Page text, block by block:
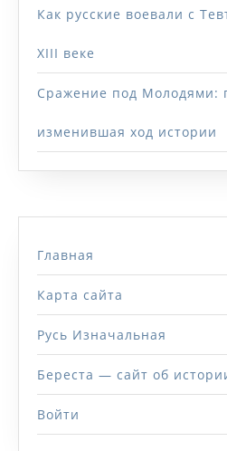
Как русские воевали с
XIII веке
Сражение под Молодями:
изменившая ход истории
Главная
Карта сайта
Русь Изначальная
Береста — сайт об
Войти